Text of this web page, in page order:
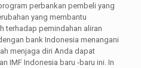
perbankan pembeli yang
yang membantu
terhadap pemindahan aliran
bank Indonesia menangani
menjaga diri Anda dapat
IMF Indonesia baru -baru ini. In